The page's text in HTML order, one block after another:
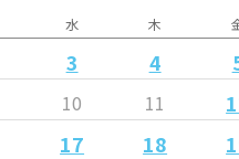
水 木
3 4
10 11
17 18